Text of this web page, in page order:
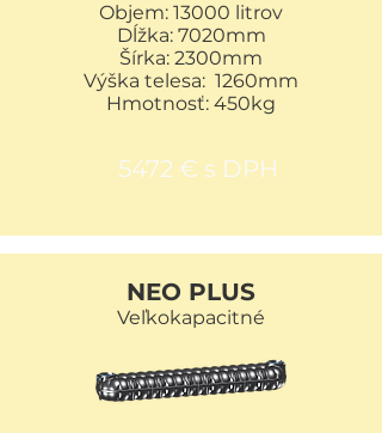
Objem: 13000 litrov
Dĺžka: 7020mm
Šírka: 2300mm
Výška telesa: 1260mm
Hmotnosť: 450kg
5472 € s DPH
NEO PLUS
Veľkokapacitné